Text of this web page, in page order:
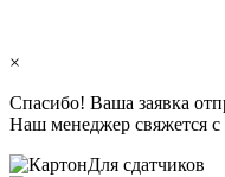
×
Спасибо! Ваша заявка
Наш менеджер свяжется
Для сдатчиков